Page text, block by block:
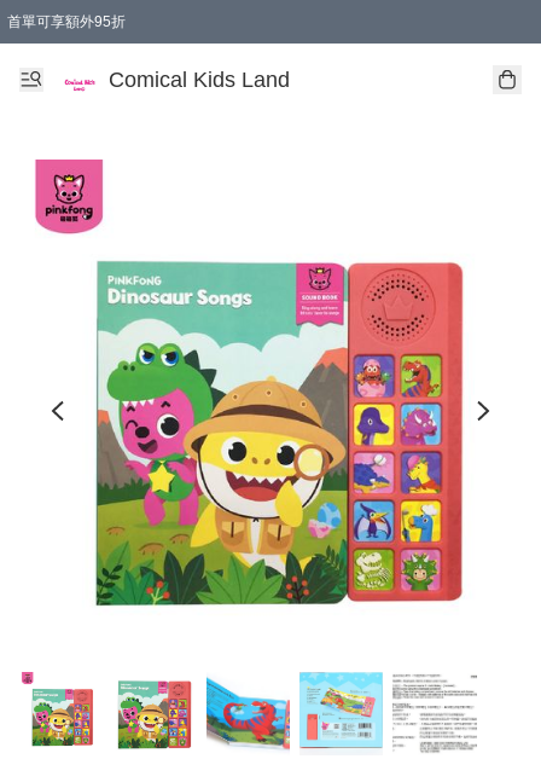
首單可享額外95折
Comical Kids Land